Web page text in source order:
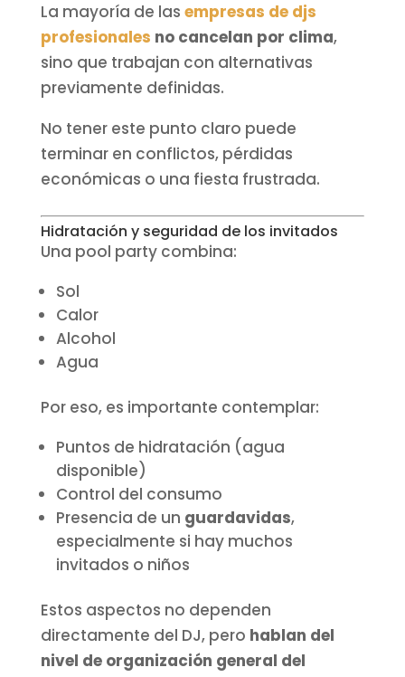
La mayoría de las empresas de djs
profesionales no cancelan por clima,
sino que trabajan con alternativas
previamente definidas.
No tener este punto claro puede
terminar en conflictos, pérdidas
económicas o una fiesta frustrada.
Hidratación y seguridad de los invitados
Una pool party combina:
Sol
Calor
Alcohol
Agua
Por eso, es importante contemplar:
Puntos de hidratación (agua
disponible)
Control del consumo
Presencia de un guardavidas,
especialmente si hay muchos
invitados o niños
Estos aspectos no dependen
directamente del DJ, pero hablan del
nivel de organización general del